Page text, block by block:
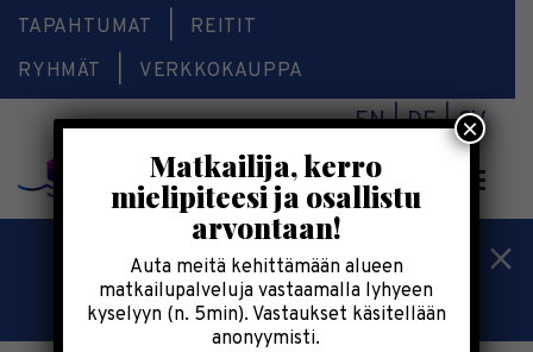
TAPAHTUMAT
REITIT
RYHMÄT
VERKKOKAUPPA
EN DE SV
Kesälomatärpit »
Saimaalla-kesälehti »
Matkailija, kerro
mielipiteesi ja osallistu
arvontaan!
Auta meitä kehittämään alueen
matkailupalveluja vastaamalla lyhyeen
kyselyyn (n. 5min). Vastaukset käsitellään
anonyymisti.
×